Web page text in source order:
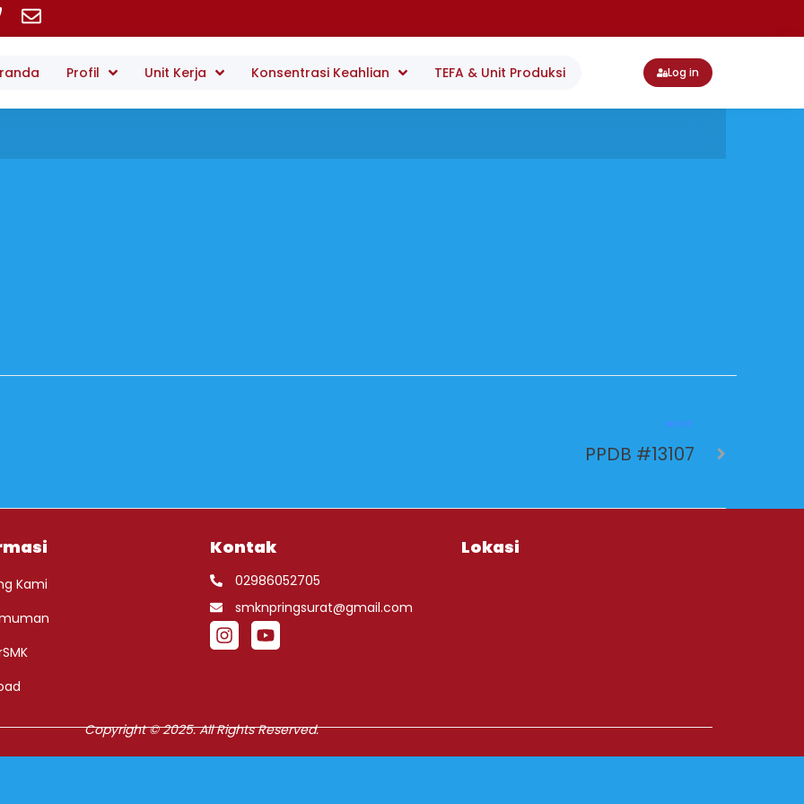
Profil Unit Kerja Konsentrasi Keahlian TEFA & Unit Produksi Log in
PPDB #13107
Kami
Kontak
02986052705
smknpringsurat@gmail.com
Lokasi
Copyright © 2025. All Rights Reserved.